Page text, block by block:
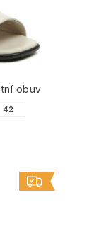
obuv
42